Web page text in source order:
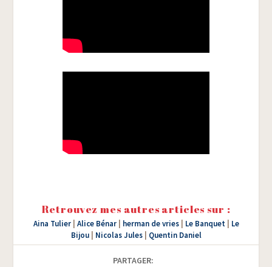
Retrouvez mes autres articles sur :
Aina Tulier| Alice Bénar| herman de vries| Le Banquet| Le
Bijou| Nicolas Jules| Quentin Daniel
PARTAGER: